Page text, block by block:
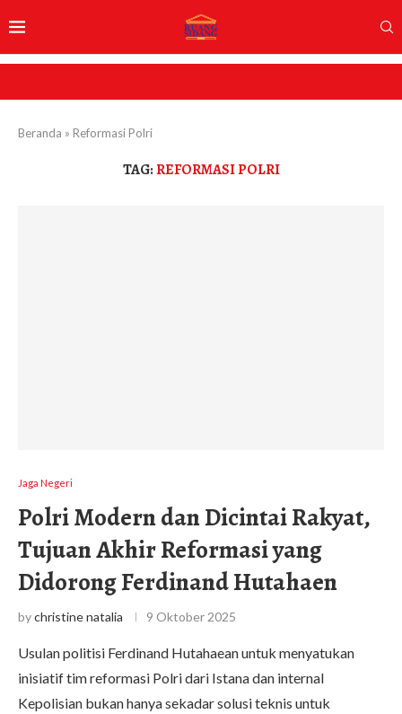
Beranda » Reformasi Polri
TAG:REFORMASI POLRI
Jaga Negeri
Polri Modern dan Dicintai Rakyat,
Tujuan Akhir Reformasi yang
Didorong Ferdinand Hutahaen
bychristine natalia 9 Oktober 2025
Usulan politisi Ferdinand Hutahaean untuk menyatukan
inisiatif tim reformasi Polri dari Istana dan internal
Kepolisian bukan hanya sekadar solusi teknis untuk